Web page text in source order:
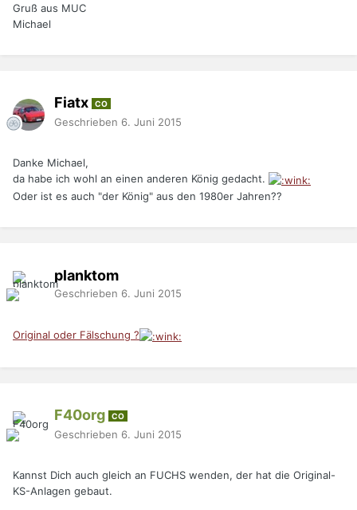
Gruß aus MUC
Michael
Fiatx CO
Geschrieben 6. Juni 2015
Danke Michael,
da habe ich wohl an einen anderen König gedacht.
Oder ist es auch "der König" aus den 1980er Jahren??
planktom
Geschrieben 6. Juni 2015
Original oder Fälschung ?
F40org CO
Geschrieben 6. Juni 2015
Kannst Dich auch gleich an FUCHS wenden, der hat die Original-
KS-Anlagen gebaut.